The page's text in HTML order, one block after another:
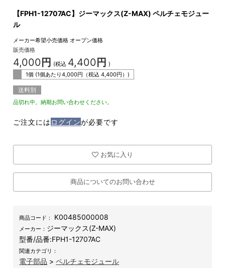
【FPH1-12707AC】ジーマックス(Z-MAX) ペルチェモジュー
ル
メーカー希望小売価格 オープン価格
販売価格
4,000 円 (税込 4,400 円 )
1個 (1個あたり4,000円（税込4,400円）)
送料別
品切れ中。納期お問い合わせください。
ご注文には ログインが必要です
お気に入り
商品についてのお問い合わせ
商品コード： K00485000008
メーカー： ジーマックス(Z-MAX)
型番/品番:FPH1-12707AC
関連カテゴリ：
電子部品 >ペルチェモジュール